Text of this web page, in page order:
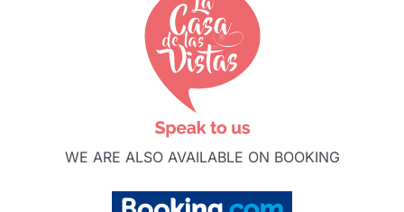
WE ARE ALSO AVAILABLE ON BOOKING